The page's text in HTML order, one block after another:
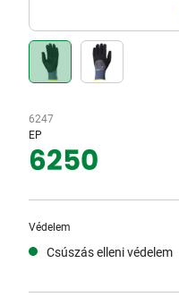
6247
EP
6250
Védelem
Csúszás elleni védelem